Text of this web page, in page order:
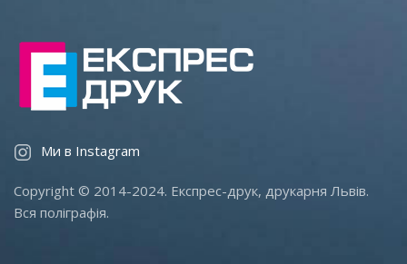
Ми в Instagram
Copyright © 2014-2024. Експрес-друк, друкарня Львів.
Вся поліграфія.